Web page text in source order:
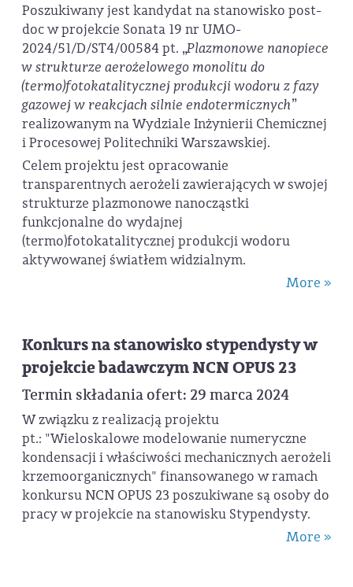
Poszukiwany jest kandydat na stanowisko post-
doc w projekcie Sonata 19 nr UMO-
2024/51/D/ST4/00584 pt. „Plazmonowe nanopiece
w strukturze aerożelowego monolitu do
(termo)fotokatalitycznej produkcji wodoru z fazy
gazowej w reakcjach silnie endotermicznych”
realizowanym na Wydziale Inżynierii Chemicznej
i Procesowej Politechniki Warszawskiej.
Celem projektu jest opracowanie
transparentnych aerożeli zawierających w swojej
strukturze plazmonowe nanocząstki
funkcjonalne do wydajnej
(termo)fotokatalitycznej produkcji wodoru
aktywowanej światłem widzialnym.
More »
Konkurs na stanowisko stypendysty w
projekcie badawczym NCN OPUS 23
Termin składania ofert: 29 marca 2024
W związku z realizacją projektu
pt.: "Wieloskalowe modelowanie numeryczne
kondensacji i właściwości mechanicznych aerożeli
krzemoorganicznych" finansowanego w ramach
konkursu NCN OPUS 23 poszukiwane są osoby do
pracy w projekcie na stanowisku Stypendysty.
More »